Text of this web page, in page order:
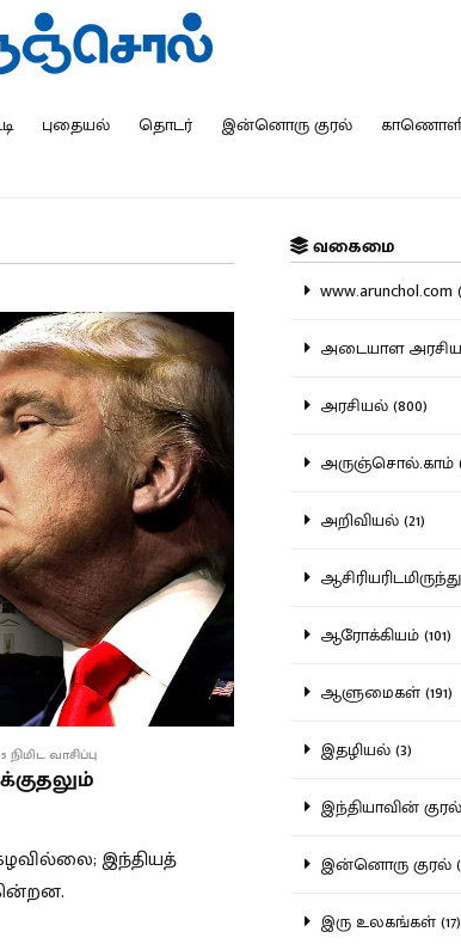
புதையல் தொடர் இன்னொரு குரல்
5 நிமிட வாசிப்பு
இந்தியத்
வகைமை
www.arunchol.com
அடையாள
அரசியல் (800)
அருஞ்சொல்.காம்
அறிவியல் (21)
ஆரோக்கியம் (101)
ஆளுமைகள் (191)
இதழியல் (3)
இந்தியாவின்
இன்னொரு குரல்
இரு உலகங்கள் (17)